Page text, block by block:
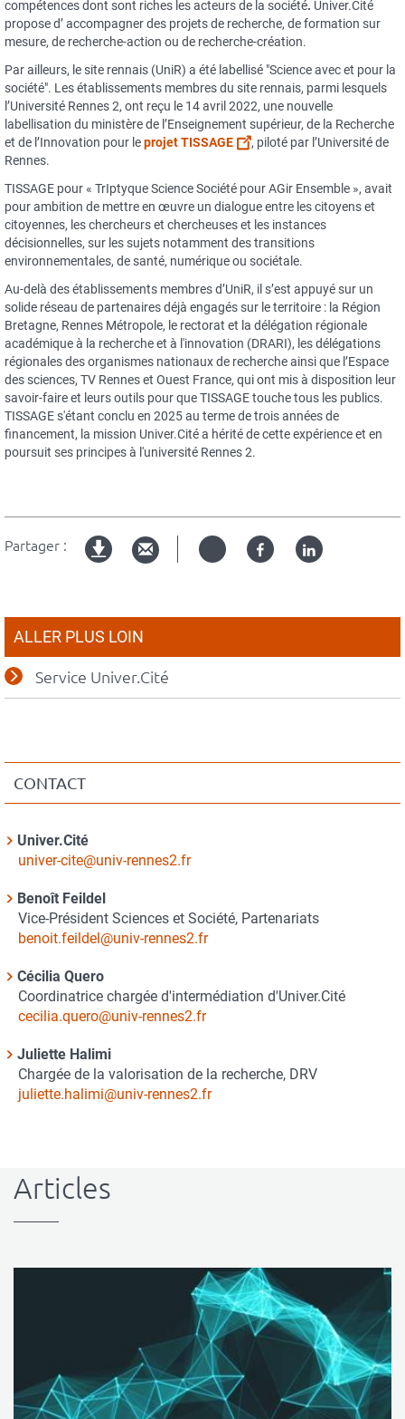
compétences dont sont riches les acteurs de la société. Univer.Cité
propose d’ accompagner des projets de recherche, de formation sur
mesure, de recherche-action ou de recherche-création.
Par ailleurs, le site rennais (UniR) a été labellisé "Science avec et pour la
société". Les établissements membres du site rennais, parmi lesquels
l’Université Rennes 2, ont reçu le 14 avril 2022, une nouvelle
labellisation du ministère de l’Enseignement supérieur, de la Recherche
et de l’Innovation pour leprojet TISSAGE
, piloté par l’Université de
Rennes.
TISSAGE pour « TrIptyque Science Société pour AGir Ensemble », avait
pour ambition de mettre en œuvre un dialogue entre les citoyens et
citoyennes, les chercheurs et chercheuses et les instances
décisionnelles, sur les sujets notamment des transitions
environnementales, de santé, numérique ou sociétale.
Au-delà des établissements membres d’UniR, il s’est appuyé sur un
solide réseau de partenaires déjà engagés sur le territoire : la Région
Bretagne, Rennes Métropole, le rectorat et la délégation régionale
académique à la recherche et à l'innovation (DRARI), les délégations
régionales des organismes nationaux de recherche ainsi que l’Espace
des sciences, TV Rennes et Ouest France, qui ont mis à disposition leur
savoir-faire et leurs outils pour que TISSAGE touche tous les publics.
TISSAGE s'étant conclu en 2025 au terme de trois années de
financement, la mission Univer.Cité a hérité de cette expérience et en
poursuit ses principes à l'université Rennes 2.
Partager : Twitter FacebookLinked
ALLER PLUS LOIN
Service Univer.Cité
CONTACT
Nom
contact
Univer.Cité
Courriel
univer-cite@univ-rennes2.fr
Nom
du
Benoît Feildel
Vice-Président Sciences et Société, Partenariats
Courriel
benoit.feildel@univ-rennes2.fr
Nom
du
Cécilia Quero
Coordinatrice chargée d'intermédiation d'Univer.Cité
Courriel
cecilia.quero@univ-rennes2.fr
Nom
du
Juliette Halimi
Chargée de la valorisation de la recherche, DRV
Courriel
juliette.halimi@univ-rennes2.fr
Articles